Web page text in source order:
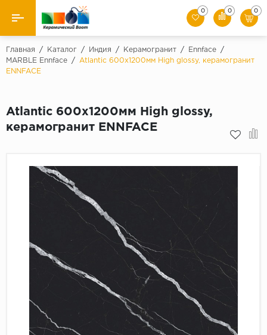
Назад
Производители
Керамогранит
Искусственный камень
0 0 0
Главная / Каталог / Индия / Керамогранит / Ennface
/
MARBLE Ennface
/
Atlantic 600х1200мм High glossy, керамогранит
ENNFACE
Atlantic 600х1200мм High glossy,
керамогранит ENNFACE